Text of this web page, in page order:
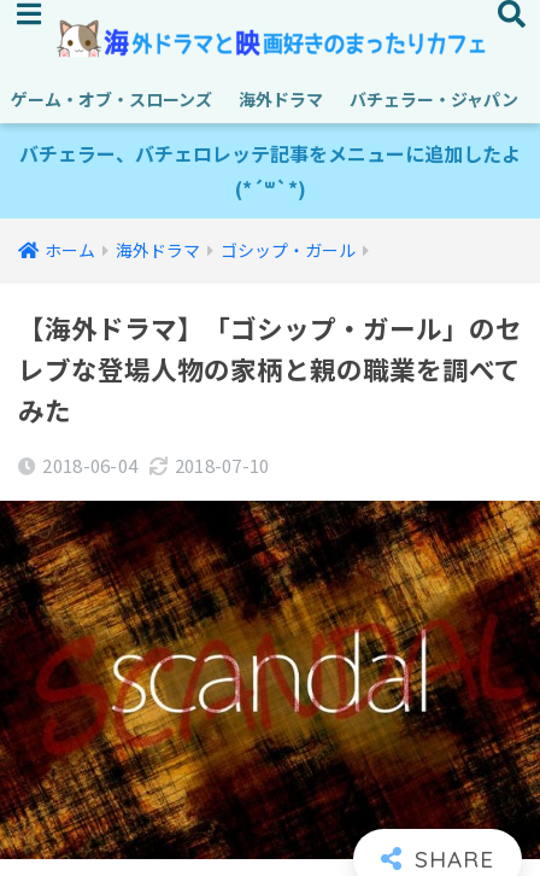
ゲーム・オブ・スローンズ 海外ドラマ バチェラー・ジャパン
バチェラー、バチェロレッテ記事をメニューに追加したよ
(*´꒳`*)
ホーム 海外ドラマ ゴシップ・ガール
【海外ドラマ】「ゴシップ・ガール」のセ
レブな登場人物の家柄と親の職業を調べて
みた
2018-06-04 2018-07-10